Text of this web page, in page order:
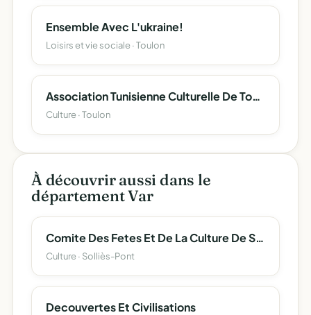
Ensemble Avec L'ukraine!
Loisirs et vie sociale · Toulon
Association Tunisienne Culturelle De Toulon
Culture · Toulon
À découvrir aussi dans le
département Var
Comite Des Fetes Et De La Culture De Sollies Pont
Culture · Solliès-Pont
Decouvertes Et Civilisations